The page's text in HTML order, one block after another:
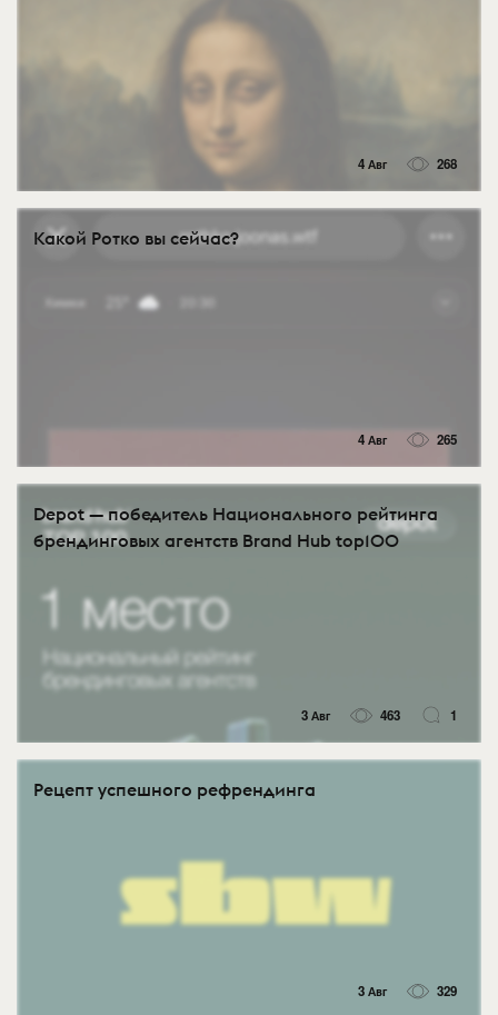
4 Авг 268
Какой Ротко вы сейчас?
4 Авг 265
Depot — победитель Национального рейтинга
брендинговых агентств Brand Hub top100
3 Авг 463 1
Рецепт успешного рефрендинга
3 Авг 329